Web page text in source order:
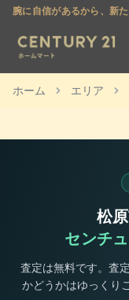
腕に自信があるから、新
ホーム エリア
松
センチ
査定は無料です。査
かどうかはゆっくり